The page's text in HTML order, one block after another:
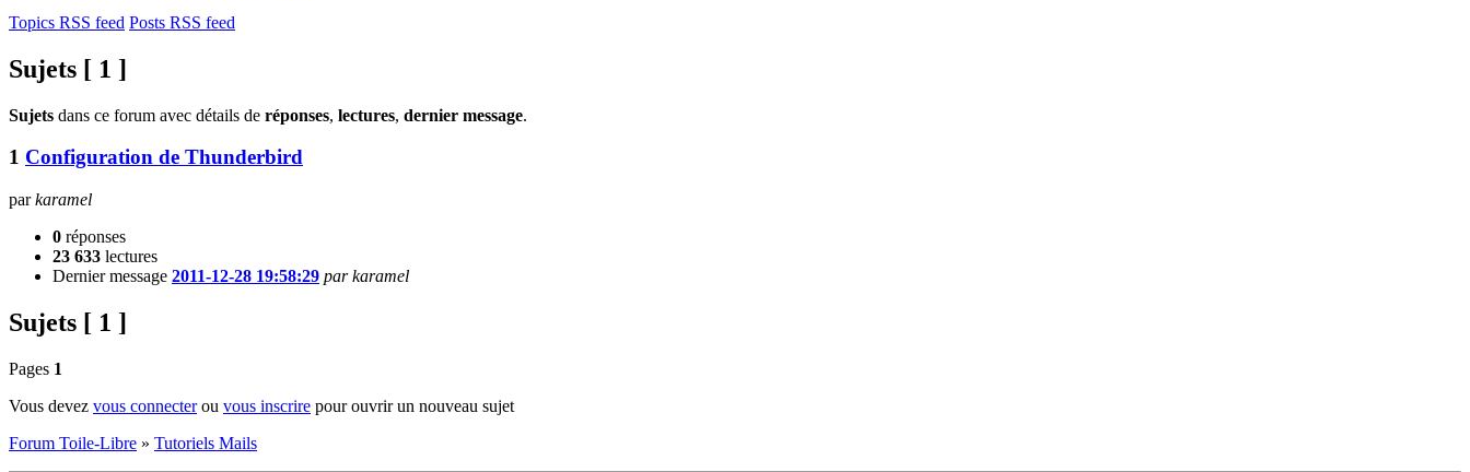
Topics RSS feed Posts RSS feed
Sujets [ 1 ]
Sujets dans ce forum avec détails de réponses, lectures, dernier message.
1 Configuration de Thunderbird
parkaramel
0 réponses
23 633 lectures
Dernier message 2011-12-28 19:58:29 par karamel
Sujets [ 1 ]
Pages 1
Vous devez vous connecterou vous inscrire pour ouvrir un nouveau sujet
Forum Toile-Libre » Tutoriels Mails